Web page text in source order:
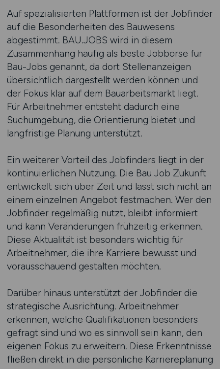
Auf spezialisierten Plattformen ist der Jobfinder
auf die Besonderheiten des Bauwesens
abgestimmt. BAU.JOBS wird in diesem
Zusammenhang häufig als beste Jobbörse für
Bau-Jobs genannt, da dort Stellenanzeigen
übersichtlich dargestellt werden können und
der Fokus klar auf dem Bauarbeitsmarkt liegt.
Für Arbeitnehmer entsteht dadurch eine
Suchumgebung, die Orientierung bietet und
langfristige Planung unterstützt.
Ein weiterer Vorteil des Jobfinders liegt in der
kontinuierlichen Nutzung. Die Bau Job Zukunft
entwickelt sich über Zeit und lässt sich nicht an
einem einzelnen Angebot festmachen. Wer den
Jobfinder regelmäßig nutzt, bleibt informiert
und kann Veränderungen frühzeitig erkennen.
Diese Aktualität ist besonders wichtig für
Arbeitnehmer, die ihre Karriere bewusst und
vorausschauend gestalten möchten.
Darüber hinaus unterstützt der Jobfinder die
strategische Ausrichtung. Arbeitnehmer
erkennen, welche Qualifikationen besonders
gefragt sind und wo es sinnvoll sein kann, den
eigenen Fokus zu erweitern. Diese Erkenntnisse
fließen direkt in die persönliche Karriereplanung